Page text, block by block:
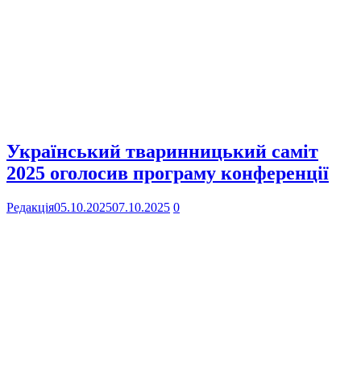
Український тваринницький саміт
2025 оголосив програму конференції
Редакція05.10.202507.10.2025 0